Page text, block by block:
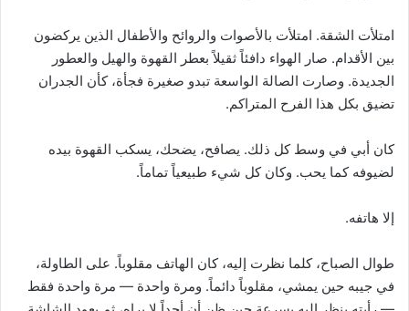
امتلأت الشقة. امتلأت بالأصوات والروائح والأطفال الذين يركضون
بين الأقدام. صار الهواء دافئاً ثقيلاً بعطر القهوة والهيل والعطور
الجديدة. وصارت الصالة الواسعة تبدو صغيرة فجأة، كأن الجدران
تضيق بكل هذا الفرح المتراكم.
كان أبي في وسط كل ذلك. يصافح، يضحك، يسكب القهوة بيده
لضيوفه كما يحب. وكان كل شيء طبيعياً تماماً.
إلا هاتفه.
طوال الصباح، كلما نظرت إليه، كان الهاتف مقلوباً. على الطاولة،
في جيبه حين يمشي، مقلوباً دائماً. ومرة واحدة — مرة واحدة فقط